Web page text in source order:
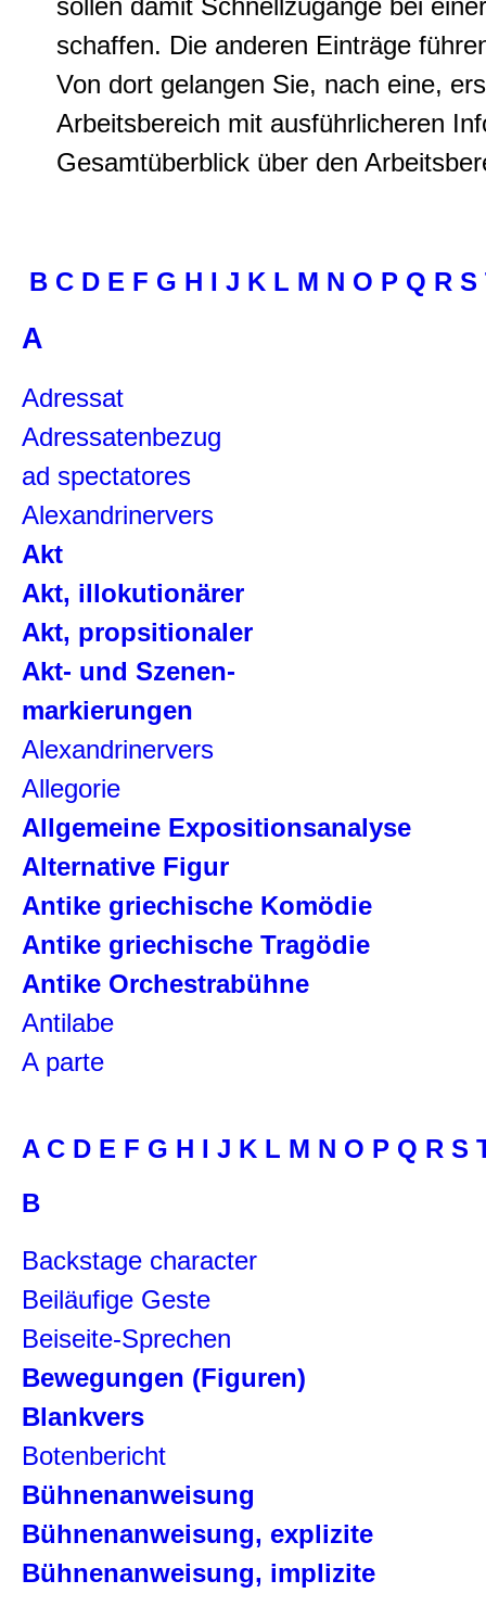
schaffen. Die anderen Einträge
Von dort gelangen Sie, nach eine,
Arbeitsbereich mit ausführlicheren
Gesamtüberblick über den
B C D E F G H I J K L M N O P Q R S
A
Adressat
Adressatenbezug
ad spectatores
Alexandrinervers
Akt
Akt, illokutionärer
Akt, propsitionaler
Akt- und Szenen-
markierungen
Alexandrinervers
Allegorie
Allgemeine Expositionsanalyse
Alternative Figur
Antike griechische Komödie
Antike griechische Tragödie
Antike Orchestrabühne
Antilabe
A parte
A C D E F G H I J K L M N O P Q R S
B
Backstage character
Beiläufige Geste
Beiseite-Sprechen
Bewegungen (Figuren)
Blankvers
Botenbericht
Bühnenanweisung
Bühnenanweisung, explizite
Bühnenanweisung, implizite